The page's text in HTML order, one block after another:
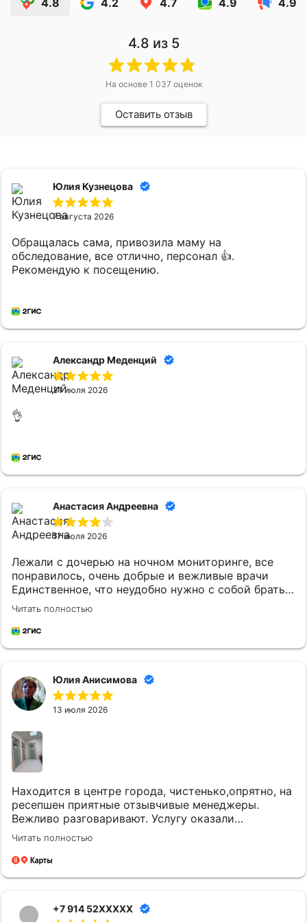
4.8 4.2 4.7 4.9 4.9
4.8 из 5
На основе 1 037 оценок
Оставить отзыв
Юлия Кузнецова
7 августа 2026
Обращалась сама, привозила маму на
обследование, все отлично, персонал 👍.
Рекомендую к посещению.
Александр Меденций
31 июля 2026
👌
Анастасия Андреевна
17 июля 2026
Лежали с дочерью на ночном мониторинге, все
понравилось, очень добрые и вежливые врачи
Единственное, что неудобно нужно с собой брать
постельное белье и маленькому ребенку
кипяченую воду
Читать полностью
Юлия Анисимова
13 июля 2026
Находится в центре города, чистенько,опрятно, на
ресепшен приятные отзывчивые менеджеры.
Вежливо разговаривают. Услугу оказали
качественно и вовремя. Однозначно придем еще.
Читать полностью
+7 914 52XXXXX